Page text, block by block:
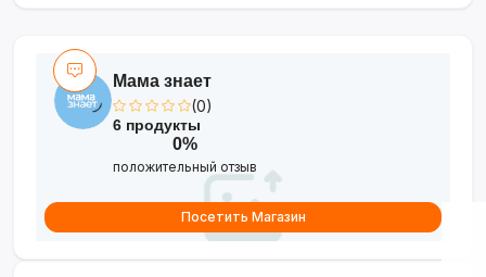
Простота и чистота для вашей семьи!
Мама знает
(0)
6 продукты
0%
положительный отзыв
Посетить Магазин